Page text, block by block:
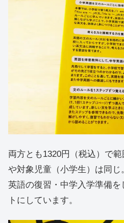
両方とも1320円（税込）で
や対象児童（小学生）は同
英語の復習・中学入学準備を
トにしています。